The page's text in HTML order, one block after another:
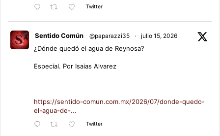
Twitter
Sentido Común @paparazzi35 · julio 15, 2026
¿Dónde quedó el agua de Reynosa?
Especial. Por Isaias Alvarez
https://sentido-comun.com.mx/2026/07/donde-quedo-
el-agua-de-...
Twitter